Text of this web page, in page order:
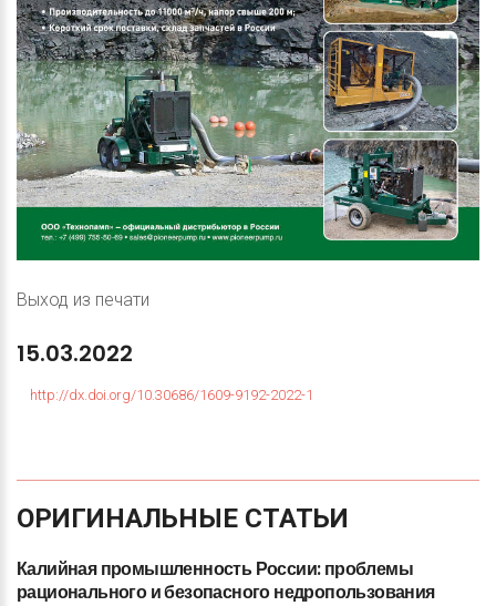
Выход из печати
15.03.2022
http://dx.doi.org/10.30686/1609-9192-2022-1
ОРИГИНАЛЬНЫЕ СТАТЬИ
Калийная промышленность России:проблемы
рационального ибезопасногонедропользования